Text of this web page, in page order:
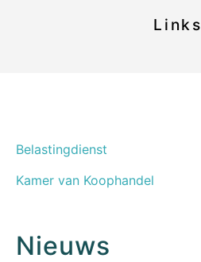
Links
Belastingdienst
Kamer van Koophandel
Nieuws